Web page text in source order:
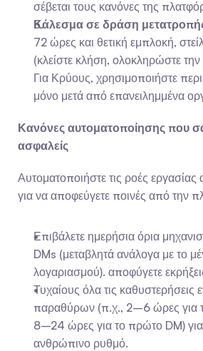
σέβεται τους κανόνες της
Κάλεσμα σε δράση
72 ώρες και θετική εμπλοκή,
(κλείστε κλήση, ολοκληρώστε
Για Κρύους, χρησιμοποιήστε
μόνο μετά από επανειλημμένα
Κανόνες αυτοματοποίησης που
ασφαλείς
Αυτοματοποιήστε τις ροές εργασίας
για να αποφεύγετε ποινές από την
Επιβάλετε ημερήσια όρια
DMs (μεταβλητά ανάλογα με το
λογαριασμού). αποφύγετε
Τυχαίους όλα τις
παραθύρων (π.χ., 2–6 ώρες για
8–24 ώρες για το πρώτο DM) για
ανθρώπινο ρυθμό.